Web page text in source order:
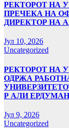
РЕКТОРОТ НА
ПРЕЧЕКА НА
ДИРЕКТОР НА
Јул 10, 2026
Uncategorized
РЕКТОРОТ НА
ОДРЖА
Р АЛИ ЕРДУМАН
Јул 9, 2026
Uncategorized